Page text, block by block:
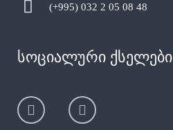
(+995) 032 2 05 08 48
სოციალური ქსელები